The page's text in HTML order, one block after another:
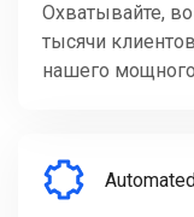
Охватывайте,
тысячи
нашего